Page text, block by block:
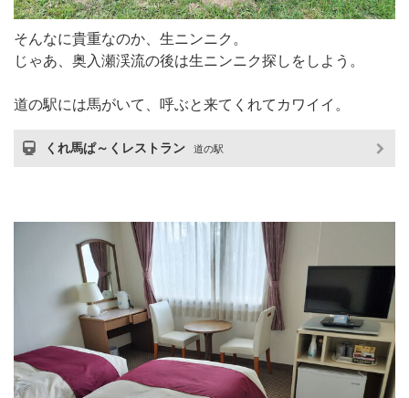
そんなに貴重なのか、生ニンニク。
じゃあ、奥入瀬渓流の後は生ニンニク探しをしよう。
道の駅には馬がいて、呼ぶと来てくれてカワイイ。
くれ馬ぱ～くレストラン 道の駅